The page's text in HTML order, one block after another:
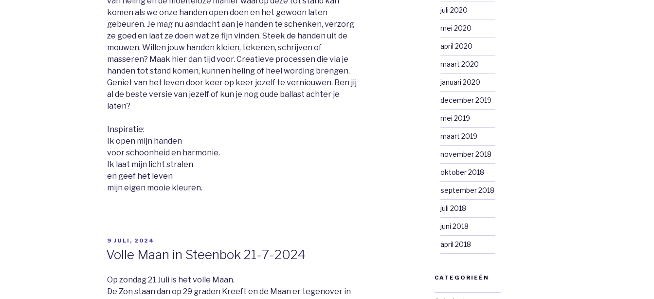
komen als we onze handen open doen en het gewoon laten
gebeuren. Je mag nu aandacht aan je handen te schenken, verzorg
ze goed en laat ze doen wat ze fijn vinden. Steek de handen uit de
mouwen. Willen jouw handen kleien, tekenen, schrijven of
masseren? Maak hier dan tijd voor. Creatieve processen die via je
handen tot stand komen, kunnen heling of heel wording brengen.
Geniet van het leven door keer op keer jezelf te vernieuwen. Ben jij
al de beste versie van jezelf of kun je nog oude ballast achter je
laten?
Inspiratie:
Ik open mijn handen
voor schoonheid en harmonie.
Ik laat mijn licht stralen
en geef het leven
mijn eigen mooie kleuren.
GEPLAATST
9 JULI, 2024
Volle Maan in Steenbok 21-7-2024
Op zondag 21 Juli is het volle Maan.
De Zon staan dan op 29 graden Kreeft en de Maan er tegenover in
juli 2020
mei 2020
april 2020
maart 2020
januari 2020
december 2019
mei 2019
maart 2019
november 2018
oktober 2018
september 2018
juli 2018
juni 2018
april 2018
CATEGORIEËN